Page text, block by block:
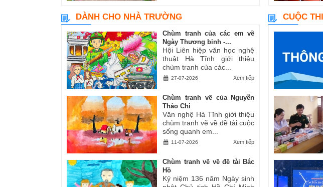
DÀNH CHO NHÀ TRƯỜNG
Chùm tranh của các em về
Ngày Thương binh -...
Hội Liên hiệp văn học nghệ
thuật Hà Tĩnh giới thiệu
chùm tranh của các...
Xem tiếp
27-07-2026
Chùm tranh vẽ của Nguyễn
Thảo Chi
Văn nghệ Hà Tĩnh giới thiệu
chùm tranh vẽ về đề tài cuộc
sống quanh em...
Xem tiếp
11-07-2026
Chùm tranh vẽ về đề tài Bác
Hồ
Kỷ niệm 136 năm Ngày sinh
CUỘC